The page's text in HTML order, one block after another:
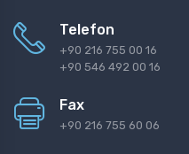
Telefon
+90 216 755 00 16
+90 546 492 00 16
Fax
+90 216 755 60 06